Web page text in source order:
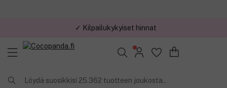
✓ Kilpailukykyiset hinnat
Löydä suosikkisi 25.362 tuotteen joukosta..